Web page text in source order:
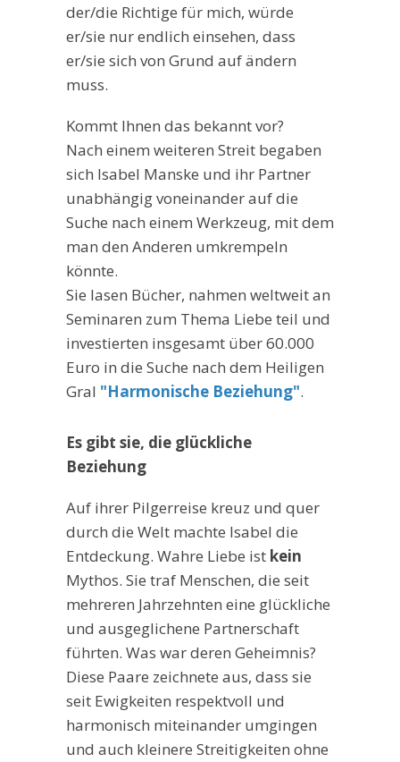
der/die Richtige für mich, würde
er/sie nur endlich einsehen, dass
er/sie sich von Grund auf ändern
muss.
Kommt Ihnen das bekannt vor?
Nach einem weiteren Streit begaben
sich Isabel Manske und ihr Partner
unabhängig voneinander auf die
Suche nach einem Werkzeug, mit dem
man den Anderen umkrempeln
könnte.
Sie lasen Bücher, nahmen weltweit an
Seminaren zum Thema Liebe teil und
investierten insgesamt über 60.000
Euro in die Suche nach dem Heiligen
Gral "Harmonische Beziehung".
Es gibt sie, die glückliche
Beziehung
Auf ihrer Pilgerreise kreuz und quer
durch die Welt machte Isabel die
Entdeckung. Wahre Liebe ist kein
Mythos. Sie traf Menschen, die seit
mehreren Jahrzehnten eine glückliche
und ausgeglichene Partnerschaft
führten. Was war deren Geheimnis?
Diese Paare zeichnete aus, dass sie
seit Ewigkeiten respektvoll und
harmonisch miteinander umgingen
und auch kleinere Streitigkeiten ohne